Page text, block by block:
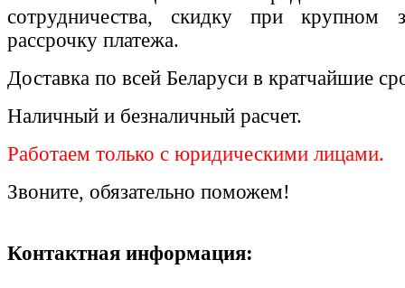
сотрудничества, скидку при крупном
рассрочку платежа.
Доставка по всей Беларуси в кратчайшие
Наличный и безналичный расчет.
Работаем только с юридическими лицами.
Звоните, обязательно поможем!
Контактная информация: